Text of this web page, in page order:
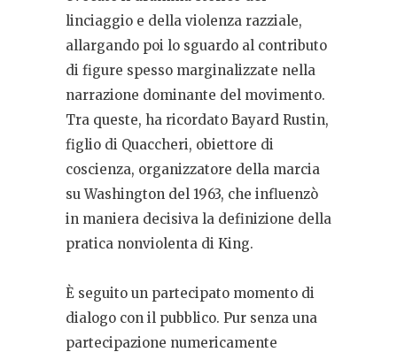
linciaggio e della violenza razziale,
allargando poi lo sguardo al contributo
di figure spesso marginalizzate nella
narrazione dominante del movimento.
Tra queste, ha ricordato Bayard Rustin,
figlio di Quaccheri, obiettore di
coscienza, organizzatore della marcia
su Washington del 1963, che influenzò
in maniera decisiva la definizione della
pratica nonviolenta di King.
È seguito un partecipato momento di
dialogo con il pubblico. Pur senza una
partecipazione numericamente